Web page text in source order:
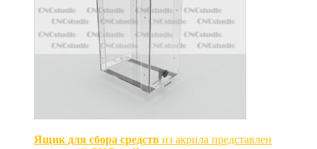
Ящик для сбора средств из акрила представлен